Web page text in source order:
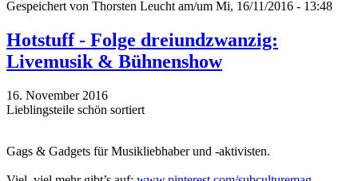
Gespeichert von Thorsten Leucht am/um Mi, 16/11/2016 - 13:48
Hotstuff - Folge dreiundzwanzig:
Livemusik & Bühnenshow
16. November 2016
Lieblingsteile schön sortiert
Gags & Gadgets für Musikliebhaber und -aktivisten.